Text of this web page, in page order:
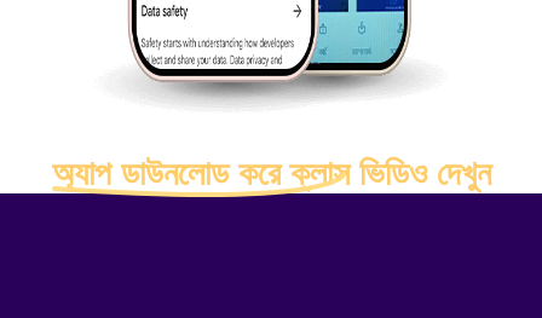
অ্যাপ ডাউনলোড করে ক্লাস ভিডিও দেখুন